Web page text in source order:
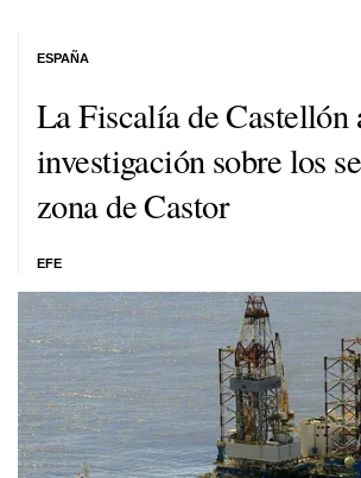
La Fiscalía de Castellón
investigación sobre los
zona de Castor
EFE
ESPAÑA